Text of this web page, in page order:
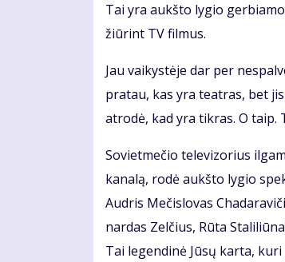
Tai yra aukš­to ly­gio
žiū­rint TV fil­mus.
Jau vai­kys­tė­je dar per
pra­tau, kas yra te­at­ras, bet
at­ro­dė, kad yra tik­ras. O taip.
So­viet­me­čio te­le­vi­zo­rius
ka­na­lą, ro­dė aukš­to ly­gio
Aud­ris Me­čis­lo­vas
nar­das Zel­čius, Rū­ta
Tai le­gen­di­nė Jū­sų kar­ta,